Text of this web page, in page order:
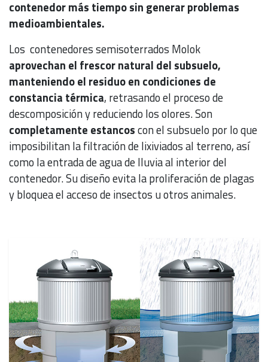
contenedor más tiempo sin generar problemas
medioambientales.
Los contenedores semisoterrados Molok
aprovechan el frescor natural del subsuelo,
manteniendo el residuo en condiciones de
constancia térmica, retrasando el proceso de
descomposición y reduciendo los olores. Son
completamente estancoscon el subsuelo por lo que
imposibilitan la filtración de lixiviados al terreno, así
como la entrada de agua de lluvia al interior del
contenedor. Su diseño evita la proliferación de plagas
y bloquea el acceso de insectos u otros animales.